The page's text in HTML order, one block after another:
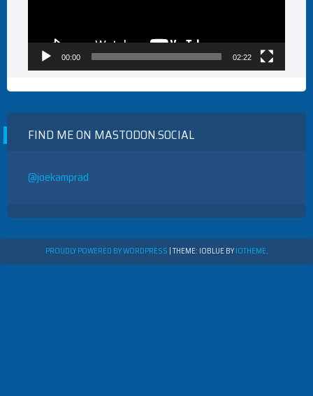
00:00 02:22
FIND ME ON MASTODON.SOCIAL
@joekamprad
PROUDLY POWERED BY WORDPRESS |THEME: IOBLUE BYIOTHEME.